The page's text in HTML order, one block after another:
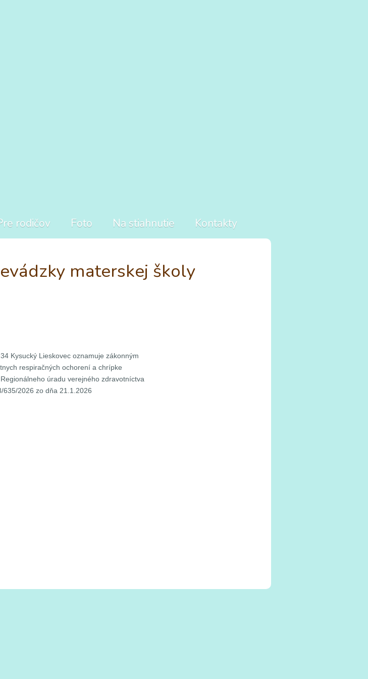
rodičov Foto Na stiahnutie Kontakty
materskej školy
Kysucký Lieskovec oznamuje zákonným
respiračných ochorení a chrípke
úradu verejného zdravotníctva
635/2026 zo dňa 21.1.2026